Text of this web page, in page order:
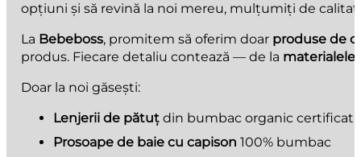
opțiuni și să revină la noi mereu, mulțumiți de
La Bebeboss, promitem să oferim doar produse de
produs. Fiecare detaliu contează — de la materialele
Doar la noi găsești:
Lenjerii de pătuț din bumbac organic certificat
Prosoape de baie cu capison 100% bumbac